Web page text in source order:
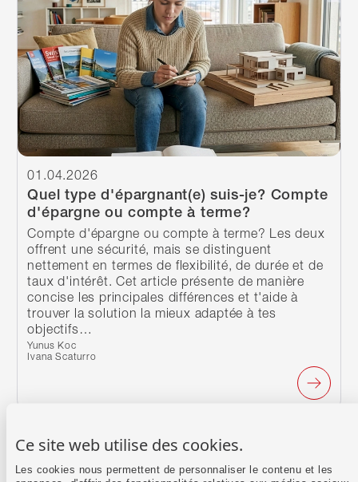
Ce site web utilise des cookies.
Les cookies nous permettent de personnaliser le contenu et les
Quel type d'épargnant(e) suis-je? Compte
d'épargne ou compte à terme?
01.04.2026
Compte d'épargne ou compte à terme? Les deux
offrent une sécurité, mais se distinguent
nettement en termes de flexibilité, de durée et de
taux d'intérêt. Cet article présente de manière
concise les principales différences et t'aide à
trouver la solution la mieux adaptée à tes
objectifs…
Écrit par :
Yunus Koc
Ivana Scaturro
Continuer à lire